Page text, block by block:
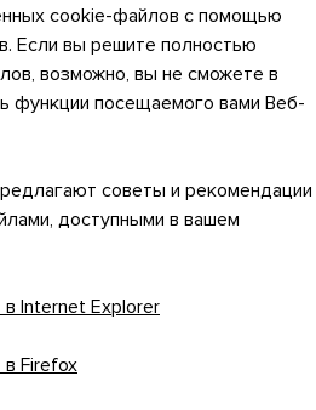
cookie-файлов с помощью
Если вы решите полностью
возможно, вы не сможете в
функции посещаемого вами Веб-
советы и рекомендации
доступными в вашем
Internet Explorer
Firefox